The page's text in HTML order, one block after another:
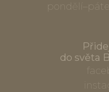
do světa